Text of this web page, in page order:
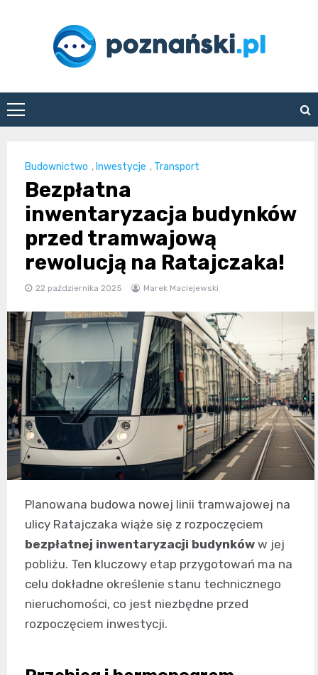
poznanski.pl
Budownictwo ,Inwestycje , Transport
Bezpłatna
inwentaryzacja budynków
przed tramwajową
rewolucją na Ratajczaka!
22 października 2025 Marek Maciejewski
Planowana budowa nowej linii tramwajowej na
ulicy Ratajczaka wiąże się z rozpoczęciem
bezpłatnej inwentaryzacji budynków w jej
pobliżu. Ten kluczowy etap przygotowań ma na
celu dokładne określenie stanu technicznego
nieruchomości, co jest niezbędne przed
rozpoczęciem inwestycji.